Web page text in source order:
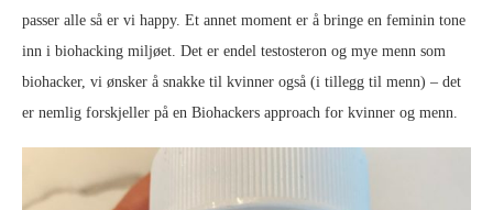
passer alle så er vi happy. Et annet moment er å bringe en feminin tone
inn i biohacking miljøet. Det er endel testosteron og mye menn som
biohacker, vi ønsker å snakke til kvinner også (i tillegg til menn) – det
er nemlig forskjeller på en Biohackers approach for kvinner og menn.